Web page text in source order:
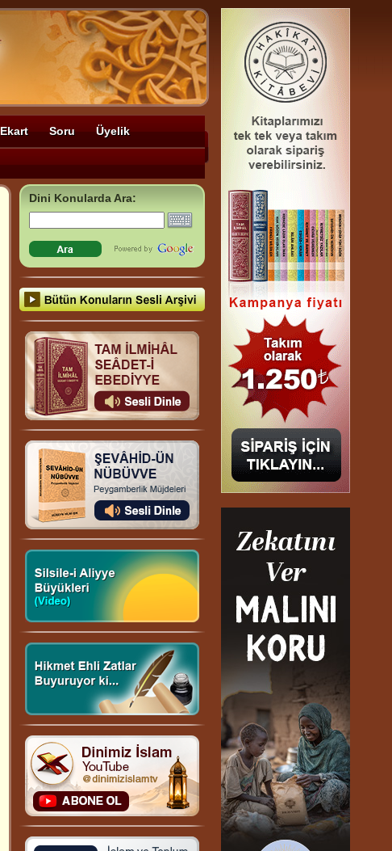
Ekart Soru Üyelik
Dini Konularda Ara: